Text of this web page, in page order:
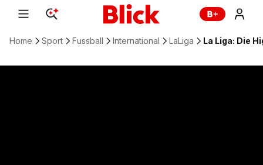
Home Sport Fussball International LaLiga La Liga: Die